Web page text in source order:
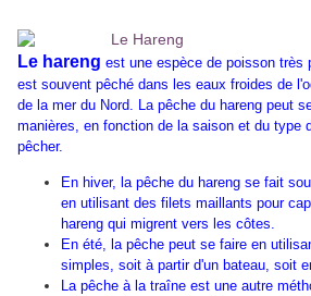
Le hareng est une espèce de poisson très
est souvent pêché dans les eaux froides de
de la mer du Nord. La pêche du hareng peut
manières, en fonction de la saison et du type
pêcher.
En hiver, la pêche du hareng se fait
en utilisant des filets maillants pour
hareng qui migrent vers les côtes.
En été, la pêche peut se faire en
simples, soit à partir d'un bateau, soit
La pêche à la traîne est une autre